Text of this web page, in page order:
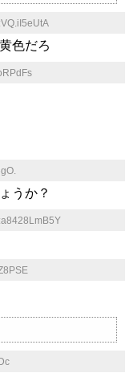
色だろ
うか？